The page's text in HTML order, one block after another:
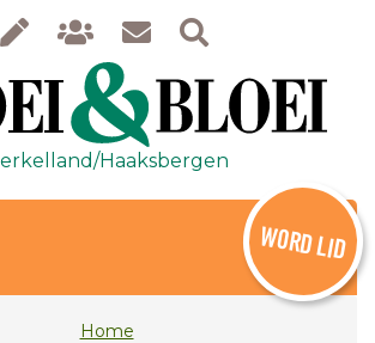
Haaksbergen
WORD LID
Home